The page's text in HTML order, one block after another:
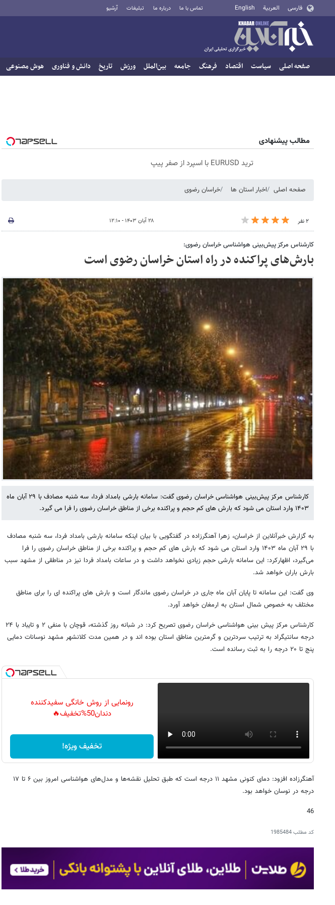
فارسی العربية English تماس با ما درباره ما تبلیغات آرشیو
صفحه اصلی سیاست اقتصاد فرهنگ جامعه بین‌الملل ورزش تاریخ دانش و فناوری هوش مصنوعی
مطالب پیشنهادی
ترید EURUSD با اسپرد از صفر پیپ
صفحه اصلی اخبار استان ها خراسان رضوی
۲ نفر ۲۸ آبان ۱۴۰۳ - ۱۲:۱۰
کارشناس مرکز پیش‌بینی هواشناسی خراسان رضوی:
بارش‌های پراکنده در راه استان خراسان رضوی است
کارشناس مرکز پیش‌بینی هواشناسی خراسان رضوی گفت: سامانه بارشی بامداد فردا، سه شنبه مصادف با ۲۹ آبان ماه
۱۴۰۳ وارد استان می شود که بارش های کم حجم و پراکنده برخی از مناطق خراسان رضوی را فرا می گیرد.
به گزارش خبرآنلاین از خراسان، زهرا آهنگرزاده در گفتگویی با بیان اینکه سامانه بارشی بامداد فردا، سه شنبه مصادف
با ۲۹ آبان ماه ۱۴۰۳ وارد استان می شود که بارش های کم حجم و پراکنده برخی از مناطق خراسان رضوی را فرا
می‌گیرد، اظهارکرد: این سامانه بارشی حجم زیادی نخواهد داشت و در ساعات بامداد فردا نیز در مناطقی از مشهد سبب
بارش باران خواهد شد.
وی گفت: این سامانه تا پایان آبان ماه جاری در خراسان رضوی ماندگار است و بارش های پراکنده ای را برای مناطق
مختلف به خصوص شمال استان به ارمغان خواهد آورد.
کارشناس مرکز پیش بینی هواشناسی خراسان رضوی تصریح کرد: در شبانه روز گذشته، قوچان با منفی ۲ و تایباد با ۲۴
درجه سانتیگراد به ترتیب سردترین و گرمترین مناطق استان بوده اند و در همین مدت کلانشهر مشهد نوسانات دمایی
پنج تا ۲۰ درجه را به ثبت رسانده است.
رونمایی از روش خانگی سفیدکننده
دندان50%تخفیف🔥
تخفیف ویژه!
آهنگرزاده افزود: دمای کنونی مشهد ۱۱ درجه است که طبق تحلیل نقشه‌ها و مدل‌های هواشناسی امروز بین ۶ تا ۱۷
درجه در نوسان خواهد بود.
46
کد مطلب1985484